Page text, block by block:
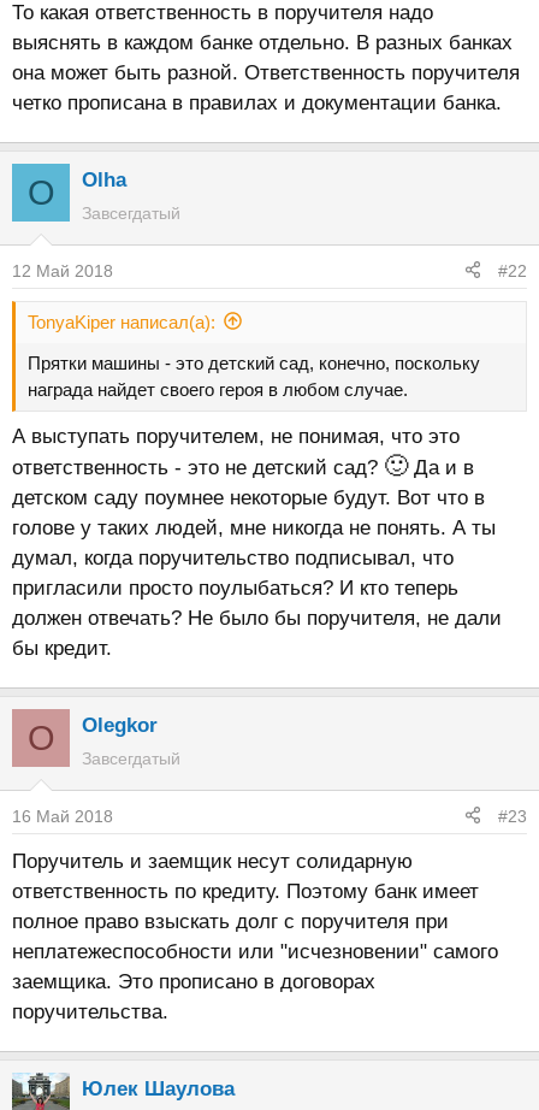
То какая ответственность в поручителя надо
выяснять в каждом банке отдельно. В разных банках
она может быть разной. Ответственность поручителя
четко прописана в правилах и документации банка.
O Olha
Завсегдатый
12 Май 2018 #22
TonyaKiper написал(а):
Прятки машины - это детский сад, конечно, поскольку
награда найдет своего героя в любом случае.
А выступать поручителем, не понимая, что это
ответственность - это не детский сад? 🙂Да и в
детском саду поумнее некоторые будут. Вот что в
голове у таких людей, мне никогда не понять. А ты
думал, когда поручительство подписывал, что
пригласили просто поулыбаться? И кто теперь
должен отвечать? Не было бы поручителя, не дали
бы кредит.
O Olegkor
Завсегдатый
16 Май 2018 #23
Поручитель и заемщик несут солидарную
ответственность по кредиту. Поэтому банк имеет
полное право взыскать долг с поручителя при
неплатежеспособности или "исчезновении" самого
заемщика. Это прописано в договорах
поручительства.
Юлек Шаулова